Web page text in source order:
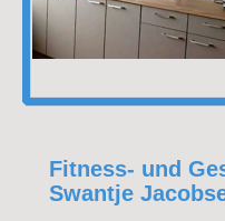
Fitness- und
Swantje